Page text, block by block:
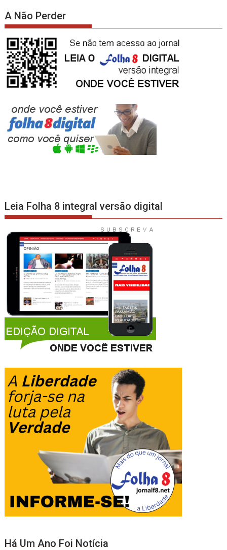
A Não Perder
Leia Folha 8 integral versão digital
Há Um Ano Foi Notícia